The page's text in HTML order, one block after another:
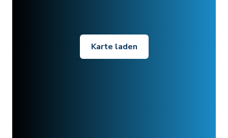
Karte laden